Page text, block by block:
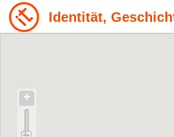
Identität,
+